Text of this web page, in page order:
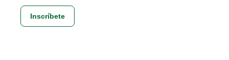
Inscríbete